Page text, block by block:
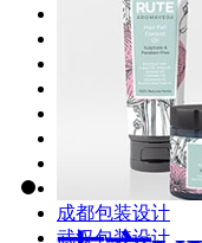
大米包装设计
收藏品包装设计
上海包装设计
北京包装设计
深圳包装设计
广州包装设计
重庆包装设计
天津包装设计
成都包装设计
武汉包装设计